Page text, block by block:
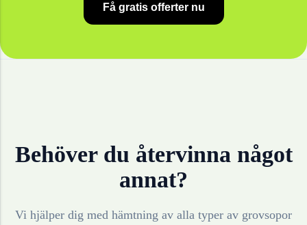
Få gratis offerter nu
Behöver du återvinna något
annat?
Vi hjälper dig med hämtning av alla typer av grovsopor